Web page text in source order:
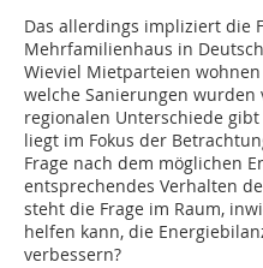
Das allerdings impliziert die
Mehrfamilienhaus in
Wieviel Mietparteien
welche Sanierungen
regionalen Unterschiede
liegt im Fokus der
Frage nach dem möglichen
entsprechendes Verhalten
steht die Frage im Raum,
helfen kann, die
verbessern?